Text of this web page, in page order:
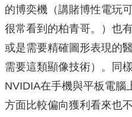
的博奕機（講賭博性電玩
很常看到的柏青哥。）也
或是需要精確圖形表現的
需要這類顯像技術）。同
NVIDIA在手機與平板電腦
方面比較偏向獲利看來也